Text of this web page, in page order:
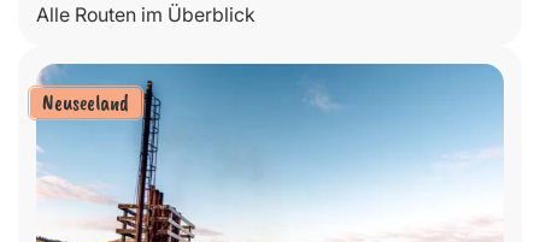
Alle Routen im Überblick
Neuseeland